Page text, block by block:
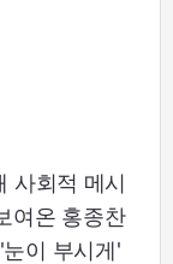
사회적 메시
여온 홍종찬
이 부시게'